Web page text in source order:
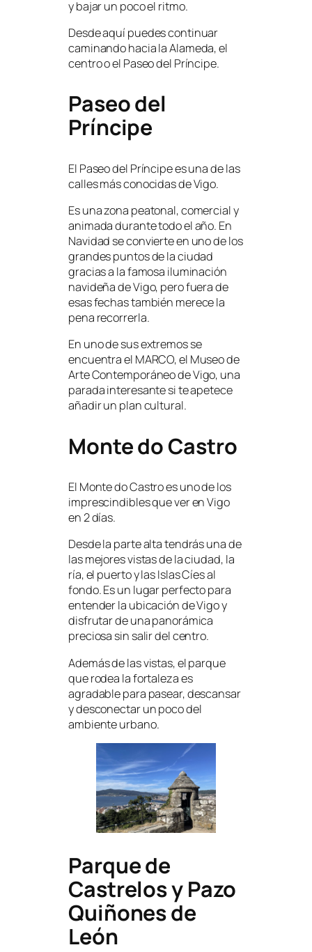
y bajar un poco el ritmo.
Desde aquí puedes continuar
caminando hacia la Alameda, el
centro o el Paseo del Príncipe.
Paseo del
Príncipe
El Paseo del Príncipe es una de las
calles más conocidas de Vigo.
Es una zona peatonal, comercial y
animada durante todo el año. En
Navidad se convierte en uno de los
grandes puntos de la ciudad
gracias a la famosa iluminación
navideña de Vigo, pero fuera de
esas fechas también merece la
pena recorrerla.
En uno de sus extremos se
encuentra el MARCO, el Museo de
Arte Contemporáneo de Vigo, una
parada interesante si te apetece
añadir un plan cultural.
Monte do Castro
El Monte do Castro es uno de los
imprescindibles que ver en Vigo
en 2 días.
Desde la parte alta tendrás una de
las mejores vistas de la ciudad, la
ría, el puerto y las Islas Cíes al
fondo. Es un lugar perfecto para
entender la ubicación de Vigo y
disfrutar de una panorámica
preciosa sin salir del centro.
Además de las vistas, el parque
que rodea la fortaleza es
agradable para pasear, descansar
y desconectar un poco del
ambiente urbano.
Parque de
Castrelos y Pazo
Quiñones de
León